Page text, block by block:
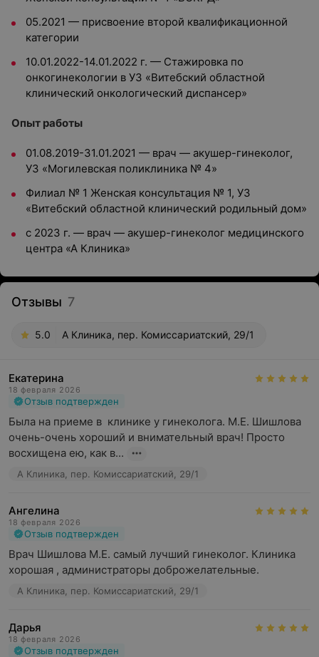
05.2021 — присвоение второй квалификационной
категории
10.01.2022-14.01.2022 г. — Стажировка по
онкогинекологии в УЗ «Витебский областной
клинический онкологический диспансер»
Опыт работы
01.08.2019-31.01.2021 — врач — акушер-гинеколог,
УЗ «Могилевская поликлиника № 4»
Филиал № 1 Женская консультация № 1, УЗ
«Витебский областной клинический родильный дом»
с 2023 г. — врач — акушер-гинеколог медицинского
центра «А Клиника»
Отзывы 7
5.0 А Клиника, пер. Комиссариатский, 29/1
Екатерина
18 февраля 2026
Отзыв подтвержден
Была на приеме в  клинике у гинеколога. М.Е. Шишлова
очень-очень хороший и внимательный врач! Просто
восхищена ею, как в...
А Клиника, пер. Комиссариатский, 29/1
Ангелина
18 февраля 2026
Отзыв подтвержден
Врач Шишлова М.Е. самый лучший гинеколог. Клиника
хорошая , администраторы доброжелательные.
А Клиника, пер. Комиссариатский, 29/1
Дарья
18 февраля 2026
Отзыв подтвержден